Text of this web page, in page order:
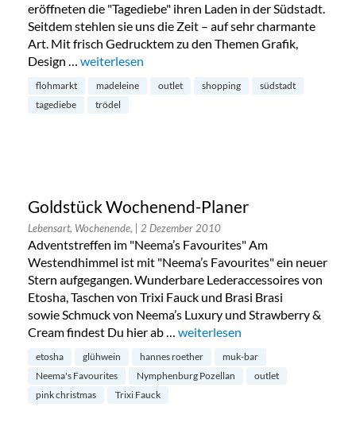
eröffneten die "Tagediebe" ihren Laden in der Südstadt.
Seitdem stehlen sie uns die Zeit – auf sehr charmante
Art. Mit frisch Gedrucktem zu den Themen Grafik,
Design … „Pop up Shopping, Nikolaus Open, Outletverkauf,
weiterlesen
flohmarkt madeleine outlet shopping
südstadt
tagediebe
trödel
Goldstück Wochenend-Planer
Lebensart, Wochenende, | 2 Dezember 2010
Adventstreffen im "Neema’s Favourites" Am
Westendhimmel ist mit "Neema’s Favourites" ein neuer
Stern aufgegangen. Wunderbare Lederaccessoires von
Etosha, Taschen von Trixi Fauck und Brasi Brasi
sowie Schmuck von Neema’s Luxury und Strawberry &
Cream findest Du hier ab … „Goldstück Wochenend-Planer“
weiterlesen
etosha glühwein hannes roether
muk-bar
Neema's Favourites
Nymphenburg Pozellan
outlet
pink christmas
Trixi Fauck